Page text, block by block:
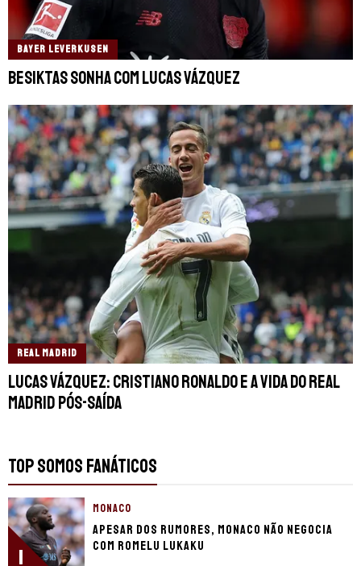
BAYER LEVERKUSEN
Besiktas sonha com Lucas Vázquez
REAL MADRID
Lucas Vázquez: Cristiano Ronaldo e a vida do Real
Madrid pós-saída
TOP SOMOS FANÁTICOS
1
MONACO
Apesar dos rumores, Monaco não negocia
com Romelu Lukaku